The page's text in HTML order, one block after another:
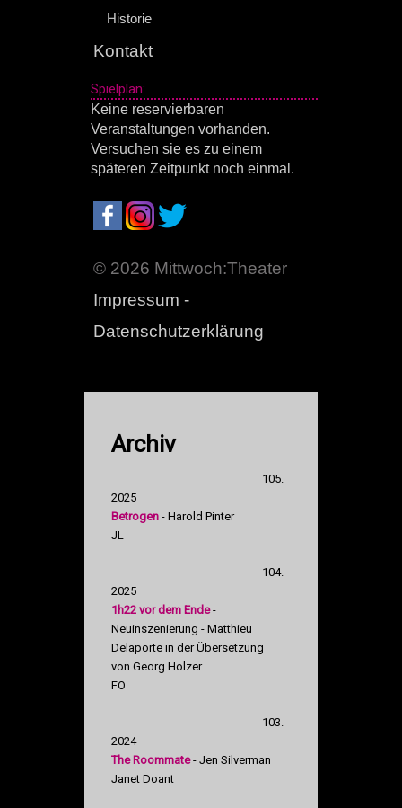
Archiv
105.
2025
Betrogen - Harold Pinter
JL
104.
2025
1h22 vor dem Ende-
Neuinszenierung - Matthieu
Delaporte in der Übersetzung
von Georg Holzer
FO
103.
2024
The Roommate- Jen Silverman
Janet Doant
Historie
Kontakt
Spielplan:
Keine reservierbaren
Veranstaltungen vorhanden.
Versuchen sie es zu einem
späteren Zeitpunkt noch einmal.
© 2026 Mittwoch:Theater
Impressum -
Datenschutzerklärung